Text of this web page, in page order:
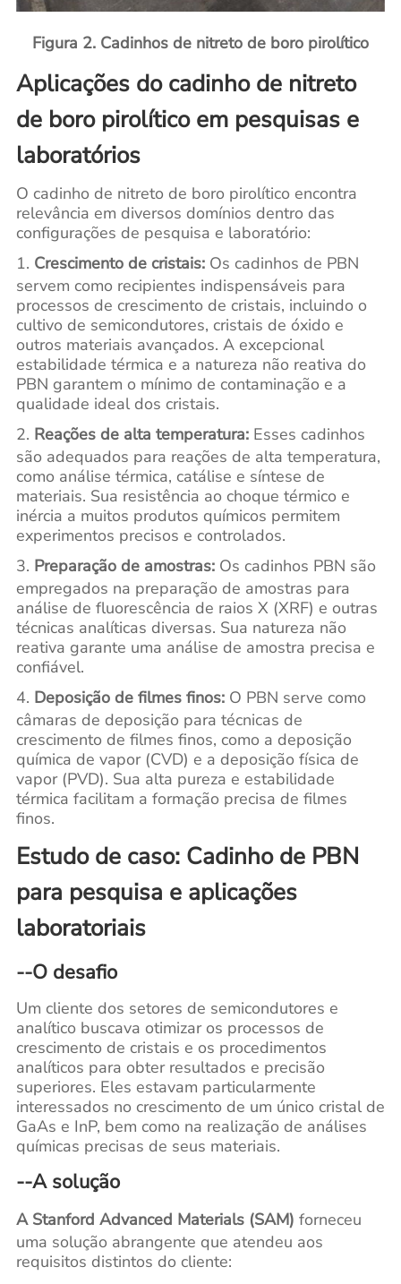
Figura 2. Cadinhos de nitreto de boro pirolítico
Aplicações do cadinho de nitreto
de boro pirolítico em pesquisas e
laboratórios
O cadinho de nitreto de boro pirolítico encontra
relevância em diversos domínios dentro das
configurações de pesquisa e laboratório:
1. Crescimento de cristais:Os cadinhos de PBN
servem como recipientes indispensáveis para
processos de crescimento de cristais, incluindo o
cultivo de semicondutores, cristais de óxido e
outros materiais avançados. A excepcional
estabilidade térmica e a natureza não reativa do
PBN garantem o mínimo de contaminação e a
qualidade ideal dos cristais.
2. Reações de alta temperatura:Esses cadinhos
são adequados para reações de alta temperatura,
como análise térmica, catálise e síntese de
materiais. Sua resistência ao choque térmico e
inércia a muitos produtos químicos permitem
experimentos precisos e controlados.
3. Preparação de amostras:Os cadinhos PBN são
empregados na preparação de amostras para
análise de fluorescência de raios X (XRF) e outras
técnicas analíticas diversas. Sua natureza não
reativa garante uma análise de amostra precisa e
confiável.
4. Deposição de filmes finos:O PBN serve como
câmaras de deposição para técnicas de
crescimento de filmes finos, como a deposição
química de vapor (CVD) e a deposição física de
vapor (PVD). Sua alta pureza e estabilidade
térmica facilitam a formação precisa de filmes
finos.
Estudo de caso: Cadinho de PBN
para pesquisa e aplicações
laboratoriais
--O desafio
Um cliente dos setores de semicondutores e
analítico buscava otimizar os processos de
crescimento de cristais e os procedimentos
analíticos para obter resultados e precisão
superiores. Eles estavam particularmente
interessados no crescimento de um único cristal de
GaAs e InP, bem como na realização de análises
químicas precisas de seus materiais.
--A solução
A Stanford Advanced Materials (SAM) forneceu
uma solução abrangente que atendeu aos
requisitos distintos do cliente: